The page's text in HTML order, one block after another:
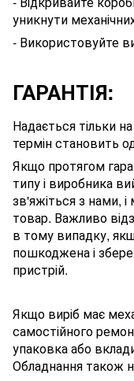
уникнути
- Використовуйте
ГАРАНТІЯ:
Надається тільки
термін становить
Якщо протягом
типу і виробника
зв'яжіться з нами, і
товар. Важливо
в тому випадку,
пошкоджена і
пристрій.
Якщо виріб має
самостійного
упаковка або
Обладнання також